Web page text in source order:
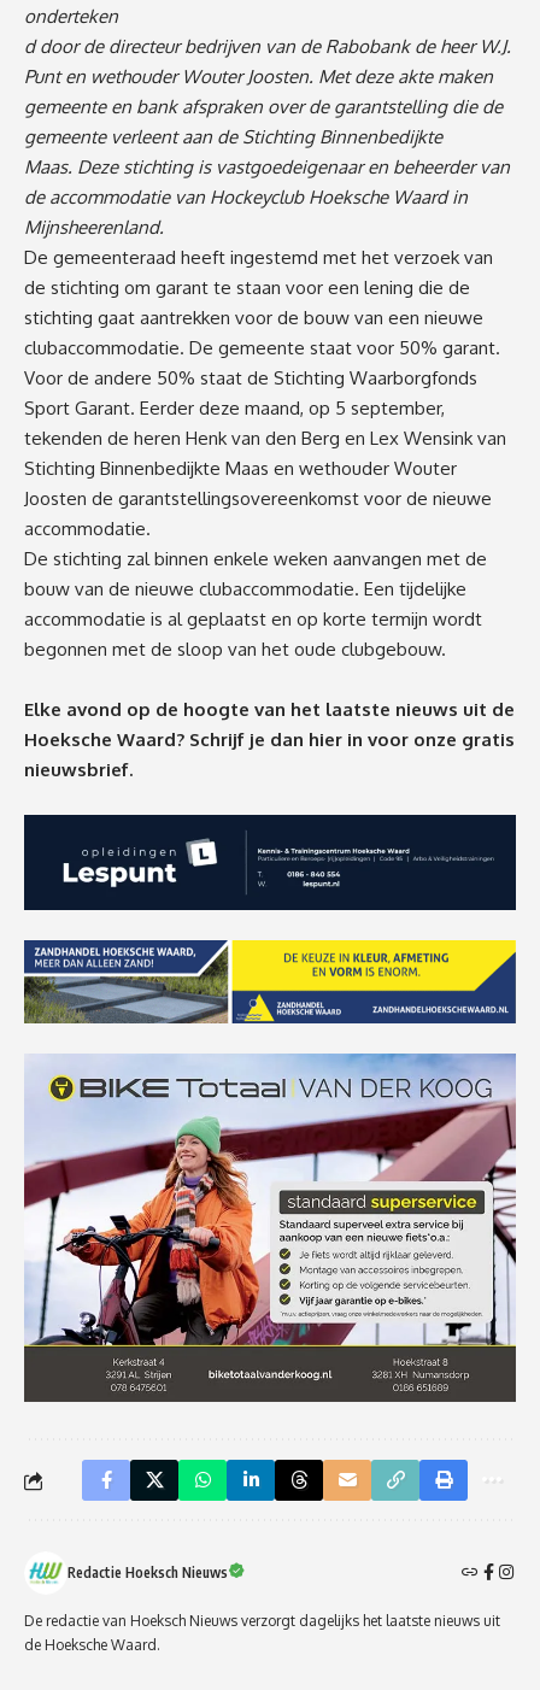
onderteken
d door de directeur bedrijven van de Rabobank de heer W.J.
Punt en wethouder Wouter Joosten. Met deze akte maken
gemeente en bank afspraken over de garantstelling die de
gemeente verleent aan de Stichting Binnenbedijkte
Maas. Deze stichting is vastgoedeigenaar en beheerder van
de accommodatie van Hockeyclub Hoeksche Waard in
Mijnsheerenland.
De gemeenteraad heeft ingestemd met het verzoek van
de stichting om garant te staan voor een lening die de
stichting gaat aantrekken voor de bouw van een nieuwe
clubaccommodatie. De gemeente staat voor 50% garant.
Voor de andere 50% staat de Stichting Waarborgfonds
Sport Garant. Eerder deze maand, op 5 september,
tekenden de heren Henk van den Berg en Lex Wensink van
Stichting Binnenbedijkte Maas en wethouder Wouter
Joosten de garantstellingsovereenkomst voor de nieuwe
accommodatie.
De stichting zal binnen enkele weken aanvangen met de
bouw van de nieuwe clubaccommodatie. Een tijdelijke
accommodatie is al geplaatst en op korte termijn wordt
begonnen met de sloop van het oude clubgebouw.
Elke avond op de hoogte van het laatste nieuws uit de
Hoeksche Waard? Schrijf je dan hier in voor onze gratis
nieuwsbrief.
Redactie Hoeksch Nieuws
De redactie van Hoeksch Nieuws verzorgt dagelijks het laatste nieuws uit
de Hoeksche Waard.